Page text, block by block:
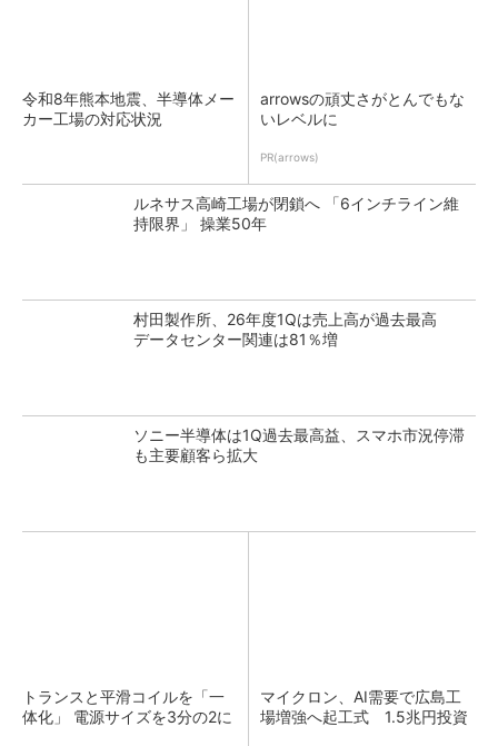
令和8年熊本地震、半導体メー
カー工場の対応状況
arrowsの頑丈さがとんでもな
いレベルに
PR(arrows)
ルネサス高崎工場が閉鎖へ 「6インチライン維
持限界」 操業50年
村田製作所、26年度1Qは売上高が過去最高
データセンター関連は81％増
ソニー半導体は1Q過去最高益、スマホ市況停滞
も主要顧客ら拡大
トランスと平滑コイルを「一
体化」 電源サイズを3分の2に
マイクロン、AI需要で広島工
場増強へ起工式 1.5兆円投資